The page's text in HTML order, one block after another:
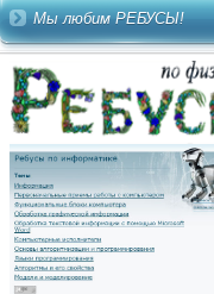
Мы любим РЕБУСЫ!